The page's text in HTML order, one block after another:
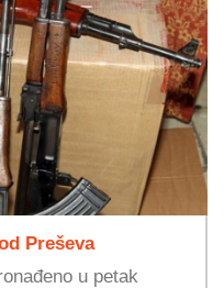
Preševa
u petak